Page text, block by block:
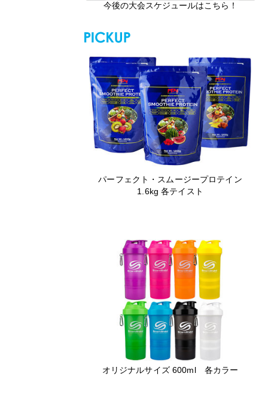
今後の大会スケジュールはこちら！
パーフェクト・スムージープロテイン
1.6kg 各テイスト
オリジナルサイズ 600ml 各カラー